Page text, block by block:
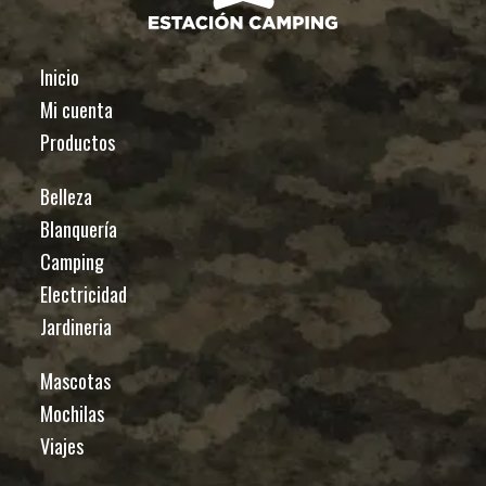
Inicio
Mi cuenta
Productos
Belleza
Blanquería
Camping
Electricidad
Jardineria
Mascotas
Mochilas
Viajes